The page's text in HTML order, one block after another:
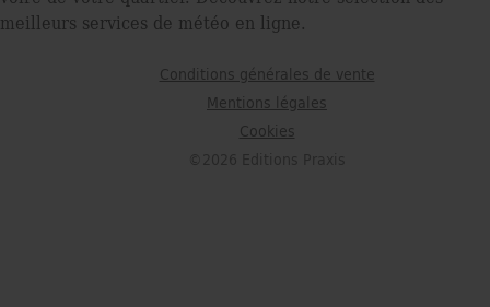
meilleurs services de météo en ligne.
Conditions générales de vente
Mentions légales
Cookies